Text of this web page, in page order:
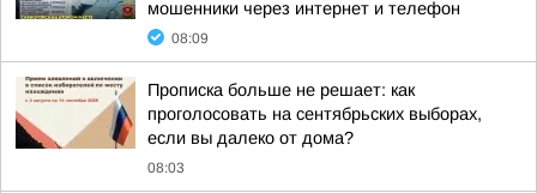
мошенники через интернет и телефон
08:09
Прописка больше не решает: как
проголосовать на сентябрьских выборах,
если вы далеко от дома?
08:03